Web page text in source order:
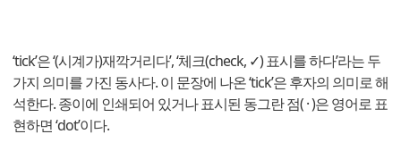
‘tick’은 ‘(시계가)재깍거리다’, ‘체크(check, ✓) 표시를 하다’라는 두
가지 의미를 가진 동사다. 이 문장에 나온 ‘tick’은 후자의 의미로 해
석한다. 종이에 인쇄되어 있거나 표시된 동그란 점( · )은 영어로 표
현하면 ‘dot’이다.